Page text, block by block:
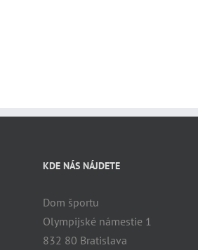
KDE NÁS NÁJDETE
Dom športu
Olympijské námestie 1
832 80 Bratislava